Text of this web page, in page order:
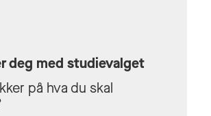
deg med studievalget
på hva du skal